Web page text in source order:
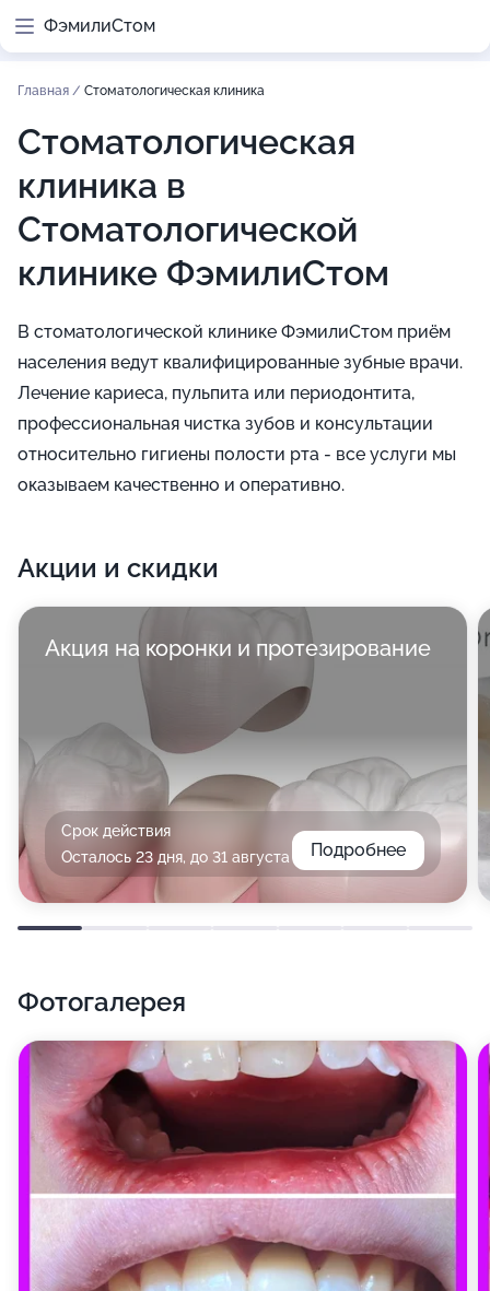
ФэмилиСтом
Главная / Стоматологическая клиника
Стоматологическая
клиника в
Стоматологической
клинике ФэмилиСтом
В стоматологической клинике ФэмилиСтом приём
населения ведут квалифицированные зубные врачи.
Лечение кариеса, пульпита или периодонтита,
профессиональная чистка зубов и консультации
относительно гигиены полости рта - все услуги мы
оказываем качественно и оперативно.
Акции и скидки
Акция на коронки и протезирование
Срок действия
Осталось 23 дня, до 31 августа
Подробнее
Фотогалерея